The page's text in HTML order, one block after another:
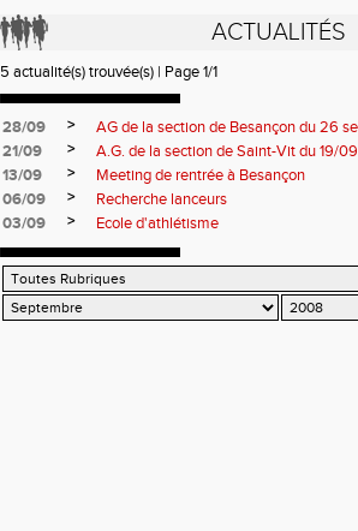
ACTUALITÉS
5 actualité(s) trouvée(s) | Page 1/1
28/09 >
AG de la section de Besançon du 26
21/09
>
A.G. de la section de Saint-Vit du 19/
13/09
>
Meeting de rentrée à Besançon
06/09
>
Recherche lanceurs
03/09
> Ecole d'athlétisme